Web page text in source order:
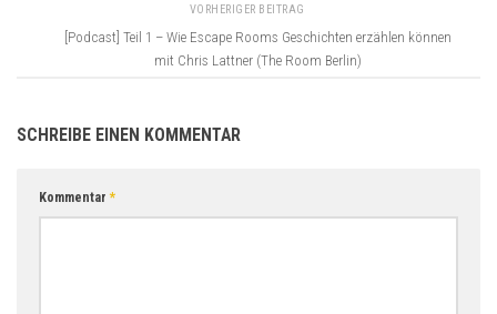
VORHERIGER BEITRAG
[Podcast] Teil 1 – Wie Escape Rooms Geschichten erzählen können
mit Chris Lattner (The Room Berlin)
SCHREIBE EINEN KOMMENTAR
Kommentar*